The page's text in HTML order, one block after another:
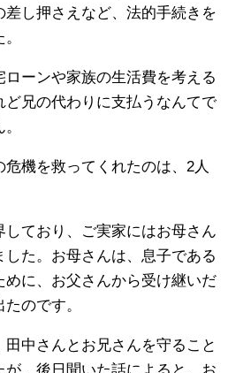
し押さえなど、法的手続きを
ーンや家族の生活費を考える
ど兄の代わりに支払うなんてで
機を救ってくれたのは、2人
ており、ご実家にはお母さん
た。お母さんは、息子である
めに、お父さんから受け継いだ
のです。
中さんとお兄さんを守ること